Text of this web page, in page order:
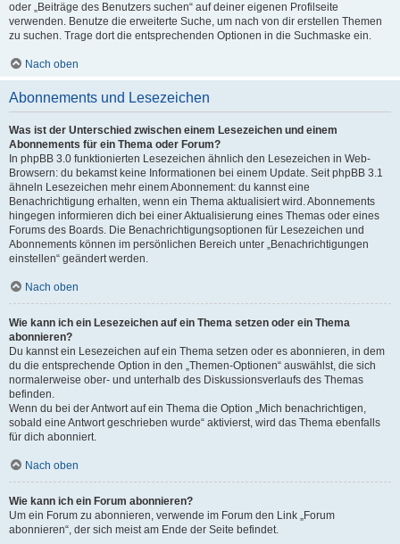
oder „Beiträge des Benutzers suchen“ auf deiner eigenen Profilseite
verwenden. Benutze die erweiterte Suche, um nach von dir erstellen Themen
zu suchen. Trage dort die entsprechenden Optionen in die Suchmaske ein.
Nach oben
Abonnements und Lesezeichen
Was ist der Unterschied zwischen einem Lesezeichen und einem
Abonnements für ein Thema oder Forum?
In phpBB 3.0 funktionierten Lesezeichen ähnlich den Lesezeichen in Web-
Browsern: du bekamst keine Informationen bei einem Update. Seit phpBB 3.1
ähneln Lesezeichen mehr einem Abonnement: du kannst eine
Benachrichtigung erhalten, wenn ein Thema aktualisiert wird. Abonnements
hingegen informieren dich bei einer Aktualisierung eines Themas oder eines
Forums des Boards. Die Benachrichtigungsoptionen für Lesezeichen und
Abonnements können im persönlichen Bereich unter „Benachrichtigungen
einstellen“ geändert werden.
Nach oben
Wie kann ich ein Lesezeichen auf ein Thema setzen oder ein Thema
abonnieren?
Du kannst ein Lesezeichen auf ein Thema setzen oder es abonnieren, in dem
du die entsprechende Option in den „Themen-Optionen“ auswählst, die sich
normalerweise ober- und unterhalb des Diskussionsverlaufs des Themas
befinden.
Wenn du bei der Antwort auf ein Thema die Option „Mich benachrichtigen,
sobald eine Antwort geschrieben wurde“ aktivierst, wird das Thema ebenfalls
für dich abonniert.
Nach oben
Wie kann ich ein Forum abonnieren?
Um ein Forum zu abonnieren, verwende im Forum den Link „Forum
abonnieren“, der sich meist am Ende der Seite befindet.